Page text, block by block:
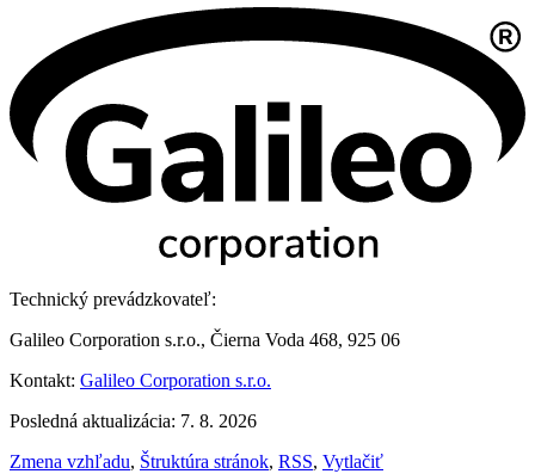
Technický prevádzkovateľ:
Galileo Corporation s.r.o., Čierna Voda 468, 925 06
Kontakt: Galileo Corporation s.r.o.
Posledná aktualizácia: 7. 8. 2026
Zmena vzhľadu, Štruktúra stránok, RSS, Vytlačiť